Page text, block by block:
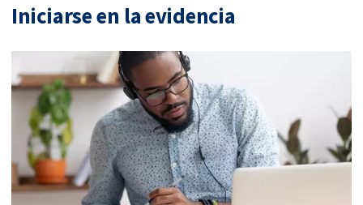
Iniciarse en la evidencia